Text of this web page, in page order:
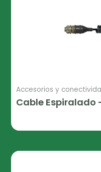
Accesorios y
Cable Espiralado